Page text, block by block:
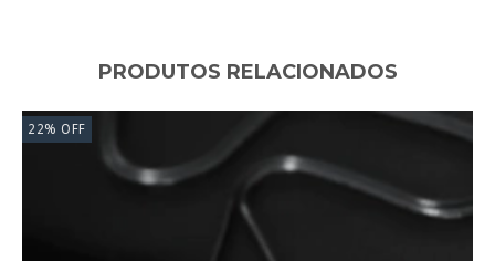
PRODUTOS RELACIONADOS
22% OFF